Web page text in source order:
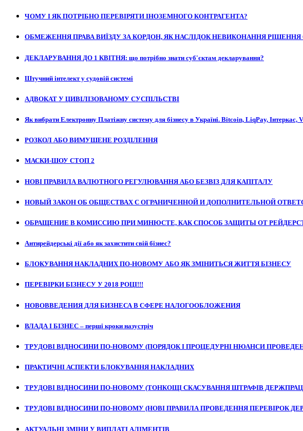
ЧОМУ І ЯК ПОТРІБНО ПЕРЕВІРЯТИ ІНОЗЕМНОГО КОНТРАГЕНТА?
ОБМЕЖЕННЯ ПРАВА ВИЇЗДУ ЗА КОРДОН, ЯК НАСЛІДОК НЕВИКОНАННЯ РІШЕННЯ СУДУ
ДЕКЛАРУВАННЯ ДО 1 КВІТНЯ: що потрібно знати суб'єктам декларування?
Штучний інтелект у судовій системі
АДВОКАТ У ЦИВІЛІЗОВАНОМУ СУСПІЛЬСТВІ
Як вибрати Електронну Платіжну систему для бізнесу в Україні. Bitcoin, LiqPay, Інтеркас,
РОЗКОЛ АБО ВИМУШЕНЕ РОЗДІЛЕННЯ
МАСКИ-ШОУ СТОП 2
НОВІ ПРАВИЛА ВАЛЮТНОГО РЕГУЛЮВАННЯ АБО БЕЗВІЗ ДЛЯ КАПІТАЛУ
НОВЫЙ ЗАКОН ОБ ОБЩЕСТВАХ С ОГРАНИЧЕННОЙ И ДОПОЛНИТЕЛЬНОЙ
ОБРАЩЕНИЕ В КОМИССИЮ ПРИ МИНЮСТЕ, КАК СПОСОБ ЗАЩИТЫ ОТ
Антирейдерські дії або як захистити свій бізнес?
БЛОКУВАННЯ НАКЛАДНИХ ПО-НОВОМУ АБО ЯК ЗМІНИТЬСЯ ЖИТТЯ БІЗНЕСУ
ПЕРЕВІРКИ БІЗНЕСУ У 2018 РОЦІ!!!
НОВОВВЕДЕНИЯ ДЛЯ БИЗНЕСА В СФЕРЕ НАЛОГООБЛОЖЕНИЯ
ВЛАДА І БІЗНЕС – перші кроки назустріч
ТРУДОВІ ВІДНОСИНИ ПО-НОВОМУ (ПОРЯДОК І ПРОЦЕДУРНІ НЮАНСИ
ПРАКТИЧНІ АСПЕКТИ БЛОКУВАННЯ НАКЛАДНИХ
ТРУДОВІ ВІДНОСИНИ ПО-НОВОМУ (ТОНКОЩІ СКАСУВАННЯ ШТРАФІВ
ТРУДОВІ ВІДНОСИНИ ПО-НОВОМУ (НОВІ ПРАВИЛА ПРОВЕДЕННЯ ПЕРЕВІРОК
АКТУАЛЬНІ ЗМІНИ У ВИПЛАТІ АЛІМЕНТІВ